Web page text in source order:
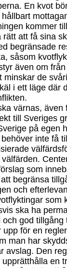
En kvot
hållbart
kommer
rätt att få sina
begränsade
såsom
även om
minskar de
i ett läge där
värnas, även
till Sveriges
på egen
inte få
som
begränsa
och
som
ska ha
god tillgång
upp för en
man har
avslag. Den
en